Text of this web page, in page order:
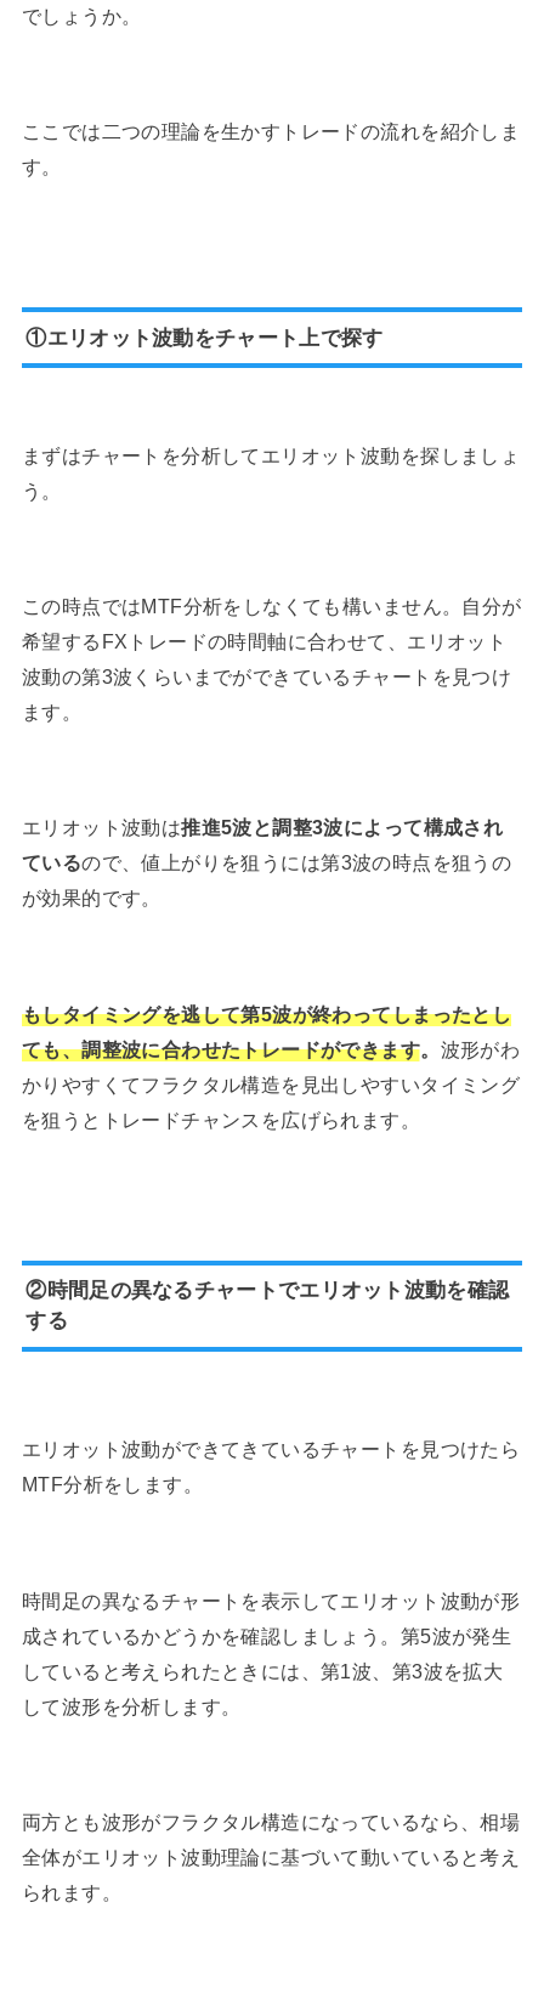
でしょうか。
ここでは二つの理論を生かすトレードの流れを紹介しま
す。
①エリオット波動をチャート上で探す
まずはチャートを分析してエリオット波動を探しましょ
う。
この時点ではMTF分析をしなくても構いません。自分が
希望するFXトレードの時間軸に合わせて、エリオット
波動の第3波くらいまでができているチャートを見つけ
ます。
エリオット波動は推進5波と調整3波によって構成され
ているので、値上がりを狙うには第3波の時点を狙うの
が効果的です。
もしタイミングを逃して第5波が終わってしまったとし
ても、調整波に合わせたトレードができます。 波形がわ
かりやすくてフラクタル構造を見出しやすいタイミング
を狙うとトレードチャンスを広げられます。
②時間足の異なるチャートでエリオット波動を確認
する
エリオット波動ができてきているチャートを見つけたら
MTF分析をします。
時間足の異なるチャートを表示してエリオット波動が形
成されているかどうかを確認しましょう。第5波が発生
していると考えられたときには、第1波、第3波を拡大
して波形を分析します。
両方とも波形がフラクタル構造になっているなら、相場
全体がエリオット波動理論に基づいて動いていると考え
られます。